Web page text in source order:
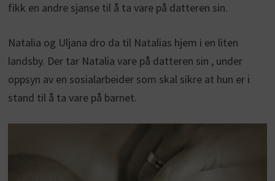
fikk en andre sjanse til å ta vare på datteren sin.
Natalia og Uljana dro da til Natalias hjem i en liten
landsby. Der tar Natalia vare på datteren sin , under
oppsyn av en sosialarbeider som skal sikre at hun er i
stand til å ta vare på barnet.